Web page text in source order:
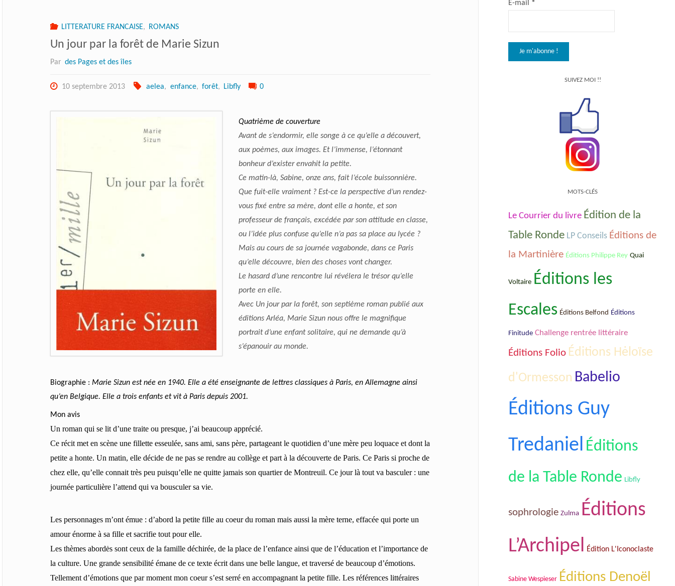
LITTERATURE FRANCAISE, ROMANS
Un jour par la forêt de Marie Sizun
Par des Pages et des îles
10 septembre 2013 aelea, enfance, forêt, Libfly 0
Quatrième de couverture
Avant de s’endormir, elle songe à ce qu’elle a découvert,
aux poèmes, aux images. Et l’immense, l’étonnant
bonheur d’exister envahit la petite.
Ce matin-là, Sabine, onze ans, fait l’école buissonnière.
Que fuit-elle vraiment ? Est-ce la perspective d’un rendez-
vous fixé entre sa mère, dont elle a honte, et son
professeur de français, excédée par son attitude en classe,
ou l’idée plus confuse qu’elle n’a pas sa place au lycée ?
Mais au cours de sa journée vagabonde, dans ce Paris
qu’elle découvre, bien des choses vont changer.
Le hasard d’une rencontre lui révélera le trésor qu’elle
porte en elle.
Avec Un jour par la forêt, son septième roman publié aux
éditions Arléa, Marie Sizun nous offre le magnifique
portrait d’une enfant solitaire, qui ne demande qu’à
s’épanouir au monde.
Biographie : Marie Sizun est née en 1940. Elle a été enseignante de lettres classiques à Paris, en Allemagne ainsi
qu’en Belgique. Elle a trois enfants et vit à Paris depuis 2001.
Mon avis
Un roman qui se lit d’une traite ou presque, j’ai beaucoup apprécié.
Ce récit met en scène une fillette esseulée, sans ami, sans père, partageant le quotidien d’une mère peu loquace et dont la
petite a honte. Un matin, elle décide de ne pas se rendre au collège et part à la découverte de Paris. Ce Paris si proche de
chez elle, qu’elle connait très peu puisqu’elle ne quitte jamais son quartier de Montreuil. Ce jour là tout va basculer : une
journée particulière l’attend qui va bousculer sa vie.
Les personnages m’ont émue : d’abord la petite fille au coeur du roman mais aussi la mère terne, effacée qui porte un
amour énorme à sa fille et sacrifie tout pour elle.
Les thèmes abordės sont ceux de la famille déchirée, de la place de l’enfance ainsi que de l’éducation et l’importance de
la culture. Une grande sensibilité émane de ce texte écrit dans une belle langue, et traversé de beaucoup d’émotions.
Tellement d’émotions que par moment mon coeur s’est serré en accompagnant la petite fille. Les références littéraires
E-mail *
SUIVEZ MOI !!
MOTS-CLÉS
Le Courrier du livre Édition de la
Table Ronde LP Conseils Éditions de
la Martinière Éditions Philippe Rey Quai
Voltaire Éditions les
Escales Éditions Belfond Éditions
Finitude Challenge rentrée littéraire
Éditions Folio Éditions Hėloïse
d'Ormesson Babelio
Éditions Guy
Tredaniel Éditions
de la Table Ronde Libfly
sophrologie Zulma Éditions
L’Archipel Édition L'Iconoclaste
Sabine Wespieser Éditions Denoël